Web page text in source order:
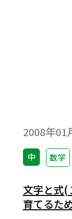
留意点（
配慮）な
2008年01
中 数学
文字と式(
育てるた